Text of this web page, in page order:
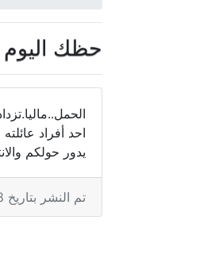
حظك اليوم
احد أفراد
يدور حولكم
تم النشر بتاريخ 8 نوفمبر، 2018